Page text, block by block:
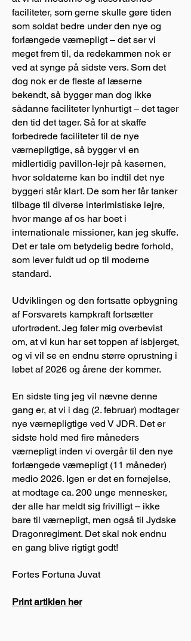
faciliteter, som gerne skulle gøre tiden
som soldat bedre under den nye og
forlængede værnepligt – det ser vi
meget frem til, da redekammen nok er
ved at synge på sidste vers. Som det
dog nok er de fleste af læserne
bekendt, så bygger man dog ikke
sådanne faciliteter lynhurtigt – det tager
den tid det tager. Så for at skaffe
forbedrede faciliteter til de nye
værnepligtige, så bygger vi en
midlertidig pavillon-lejr på kasernen,
hvor soldaterne kan bo indtil det nye
byggeri står klart. De som her får tanker
tilbage til diverse interimistiske lejre,
hvor mange af os har boet i
internationale missioner, kan jeg skuffe.
Det er tale om betydelig bedre forhold,
som lever fuldt ud op til moderne
standard.
Udviklingen og den fortsatte opbygning
af Forsvarets kampkraft fortsætter
ufortrødent. Jeg føler mig overbevist
om, at vi kun har set toppen af isbjerget,
og vi vil se en endnu større oprustning i
løbet af 2026 og årene der kommer.
En sidste ting jeg vil nævne denne
gang er, at vi i dag (2. februar) modtager
nye værnepligtige ved V JDR. Det er
sidste hold med fire måneders
værnepligt inden vi overgår til den nye
forlængede værnepligt (11 måneder)
medio 2026. Igen er det en fornøjelse,
at modtage ca. 200 unge mennesker,
der alle har meldt sig frivilligt – ikke
bare til værnepligt, men også til Jydske
Dragonregiment. Det skal nok endnu
en gang blive rigtigt godt!
Fortes Fortuna Juvat
Print artiklen her